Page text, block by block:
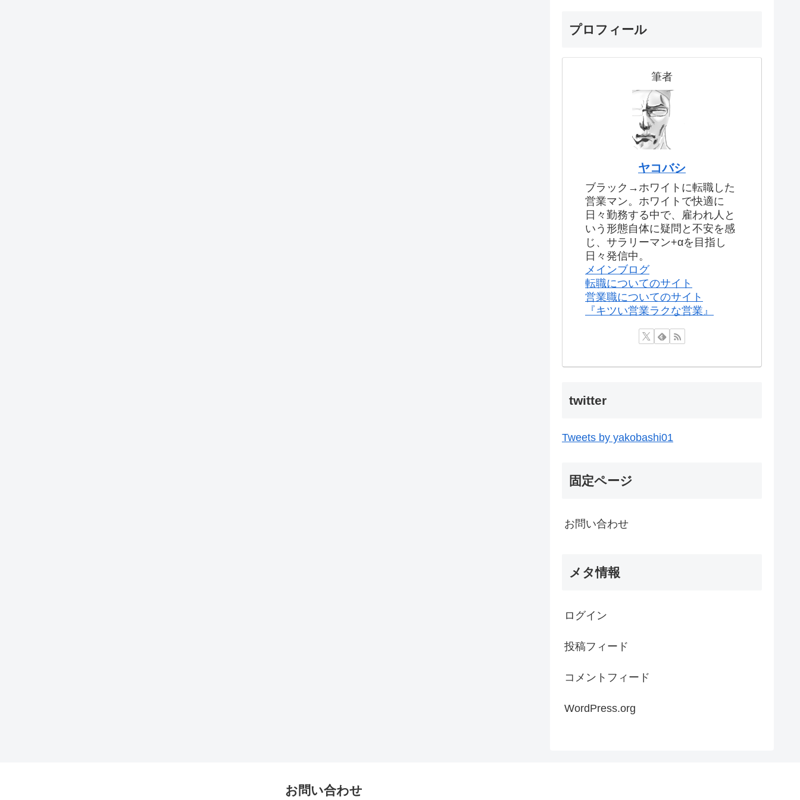
プロフィール
筆者
ヤコバシ
ブラック→ホワイトに転職した
営業マン。ホワイトで快適に
日々勤務する中で、雇われ人と
いう形態自体に疑問と不安を感
じ、サラリーマン+αを目指し
日々発信中。
メインブログ
転職についてのサイト
営業職についてのサイト
『キツい営業ラクな営業』
twitter
Tweets by yakobashi01
固定ページ
お問い合わせ
メタ情報
ログイン
投稿フィード
コメントフィード
WordPress.org
お問い合わせ